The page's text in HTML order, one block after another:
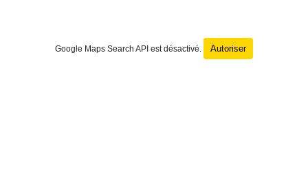
Google Maps Search API est désactivé. Autoriser